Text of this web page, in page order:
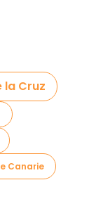
la Cruz
Canarie